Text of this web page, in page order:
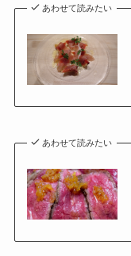
あわせて読みたい
あわせて読みたい